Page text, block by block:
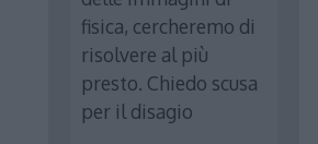
fisica, cercheremo di
risolvere al più
presto. Chiedo scusa
per il disagio